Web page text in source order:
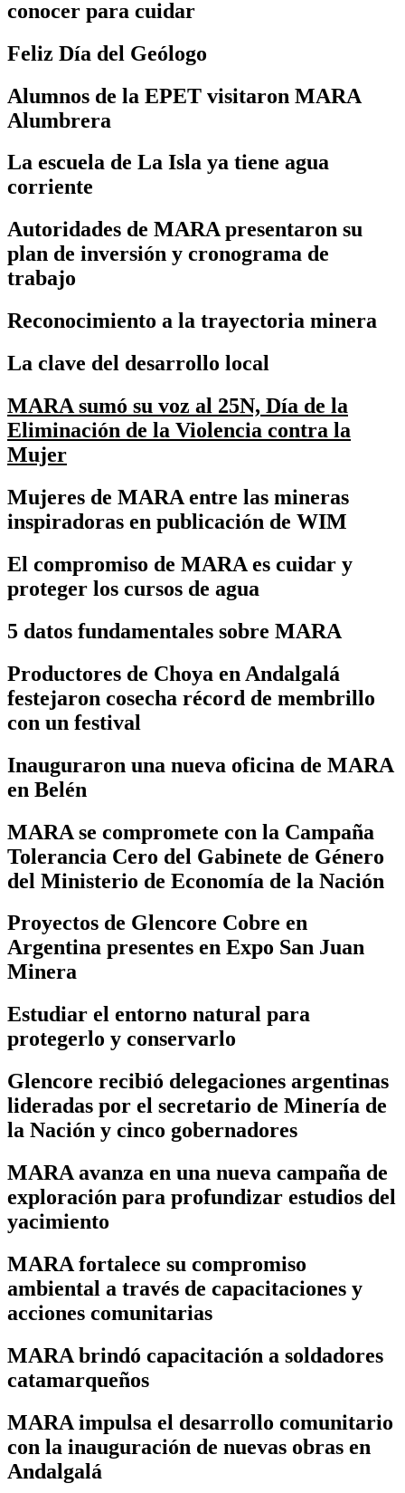
conocer para cuidar
Feliz Día del Geólogo
Alumnos de la EPET visitaron MARA
Alumbrera
La escuela de La Isla ya tiene agua
corriente
Autoridades de MARA presentaron su
plan de inversión y cronograma de
trabajo
Reconocimiento a la trayectoria minera
La clave del desarrollo local
MARA sumó su voz al 25N, Día de la
Eliminación de la Violencia contra la
Mujer
Mujeres de MARA entre las mineras
inspiradoras en publicación de WIM
El compromiso de MARA es cuidar y
proteger los cursos de agua
5 datos fundamentales sobre MARA
Productores de Choya en Andalgalá
festejaron cosecha récord de membrillo
con un festival
Inauguraron una nueva oficina de MARA
en Belén
MARA se compromete con la Campaña
Tolerancia Cero del Gabinete de Género
del Ministerio de Economía de la Nación
Proyectos de Glencore Cobre en
Argentina presentes en Expo San Juan
Minera
Estudiar el entorno natural para
protegerlo y conservarlo
Glencore recibió delegaciones argentinas
lideradas por el secretario de Minería de
la Nación y cinco gobernadores
MARA avanza en una nueva campaña de
exploración para profundizar estudios del
yacimiento
MARA fortalece su compromiso
ambiental a través de capacitaciones y
acciones comunitarias
MARA brindó capacitación a soldadores
catamarqueños
MARA impulsa el desarrollo comunitario
con la inauguración de nuevas obras en
Andalgalá